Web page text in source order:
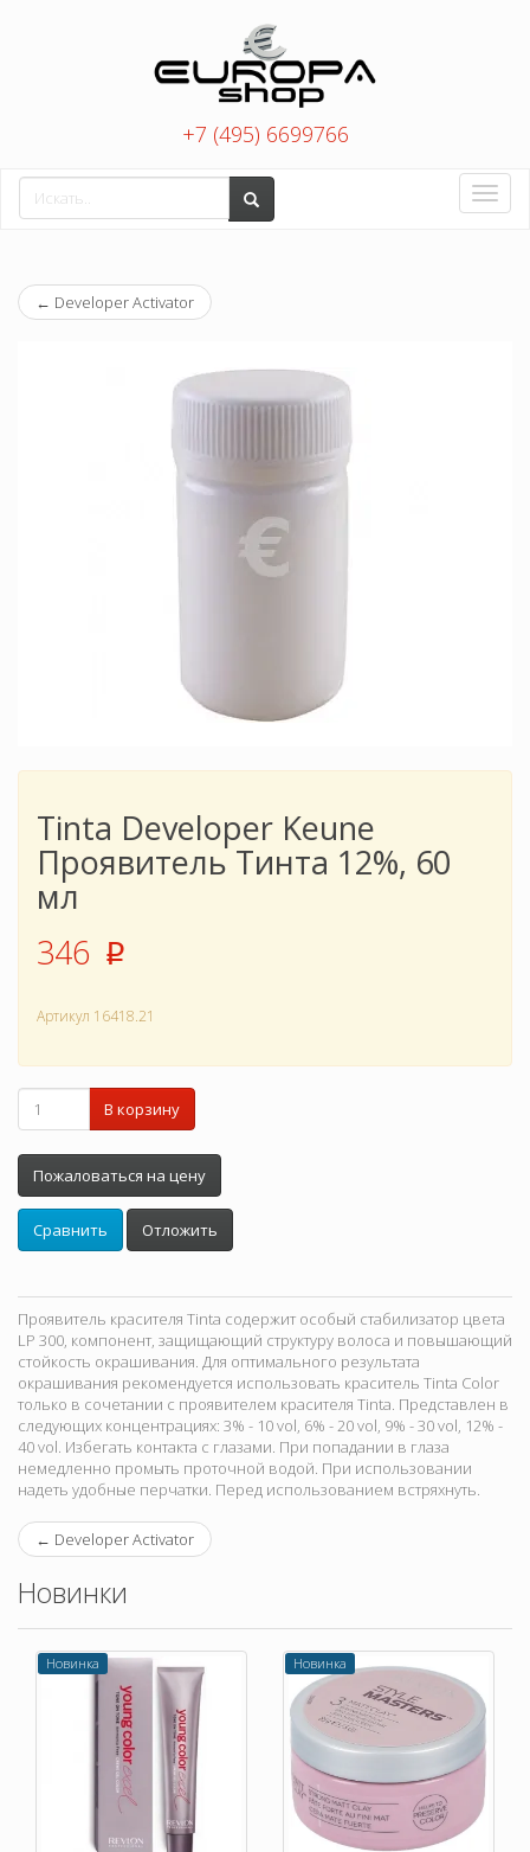
+7 (495) 6699766
Toggle
← Developer Activator
Tinta Developer Keune
Проявитель Тинта 12%, 60
мл
346 p
Артикул 16418.21
В корзину
Пожаловаться на цену
Сравнить Отложить
Проявитель красителя Tinta содержит особый стабилизатор цвета
LP 300, компонент, защищающий структуру волоса и повышающий
стойкость окрашивания. Для оптимального результата
окрашивания рекомендуется использовать краситель Tinta Color
только в сочетании с проявителем красителя Tinta. Представлен в
следующих концентрациях: 3% - 10 vol, 6% - 20 vol, 9% - 30 vol, 12% -
40 vol. Избегать контакта с глазами. При попадании в глаза
немедленно промыть проточной водой. При использовании
надеть удобные перчатки. Перед использованием встряхнуть.
← Developer Activator
Новинки
Новинка Новинка